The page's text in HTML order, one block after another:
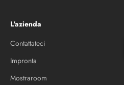
L'azienda
Contattateci
Impronta
Mostraroom